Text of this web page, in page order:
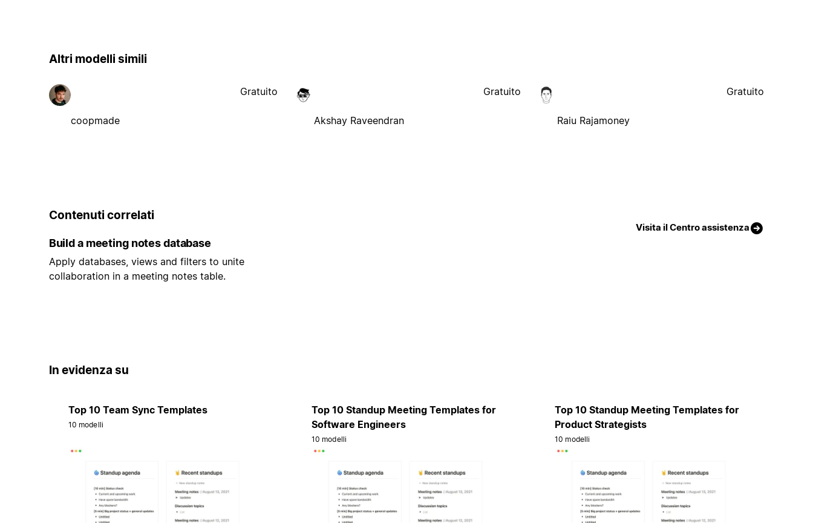
Altri modelli simili
coopmade
Gratuito
Akshay Raveendran
Gratuito
Raiu Rajamoney
Gratuito
Contenuti correlati
Visita il Centro assistenza
Build a meeting notes database
Apply databases, views and filters to unite
collaboration in a meeting notes table.
In evidenza su
Top 10 Team Sync Templates
10 modelli
Top 10 Standup Meeting Templates for
Software Engineers
10 modelli
Top 10 Standup Meeting Templates for
Product Strategists
10 modelli